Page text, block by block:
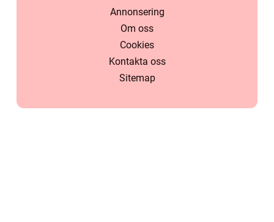
Annonsering
Om oss
Cookies
Kontakta oss
Sitemap